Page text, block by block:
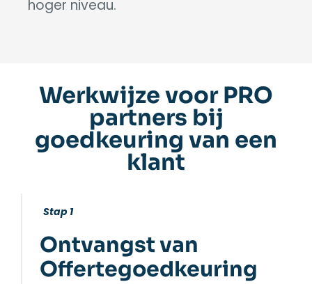
hoger niveau.
Werkwijze voor PRO
partners bij
goedkeuring van een
klant
Stap 1
Ontvangst van
Offertegoedkeuring